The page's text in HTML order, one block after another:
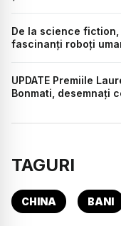
De la science
fascinanți roboți
UPDATE Premiile
Bonmati, desemnați
TAGURI
CHINA BANI